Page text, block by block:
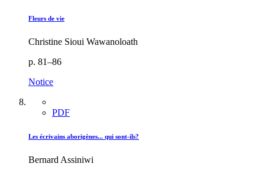
Fleurs de vie
Christine Sioui Wawanoloath
p. 81–86
Notice
PDF
Les écrivains aborigènes... qui sont-ils?
Bernard Assiniwi